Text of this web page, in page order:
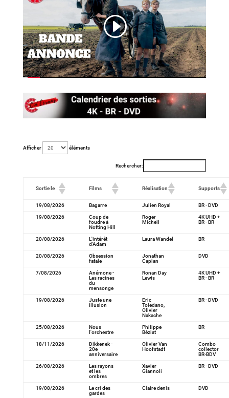
Afficher éléments
Rechercher:
Sortie le Films Réalisation Supports
19/08/2026 Bagarre Julien Royal BR - DVD
19/08/2026
Coup de
foudre à
Notting Hill
Roger
Michell
4K UHD +
BR - BR
20/08/2026
L'intérêt
d'Adam
Laura Wandel BR
20/08/2026
Obsession
fatale
Jonathan
Caplan
DVD
7/08/2026
Anémone -
Les racines
du
mensonge
Ronan Day
Lewis
4K UHD +
BR - BR
19/08/2026
Juste une
illusion
Eric
Toledano,
Olivier
Nakache
BR - DVD
25/08/2026
Nous
l'orchestre
Philippe
Béziat
BR
18/11/2026
Dikkenek -
20e
anniversaire
Olivier Van
Hoofstadt
Combo
collector
BR-BDV
26/08/2026
Les rayons
et les
ombres
Xavier
Giannoli
BR - DVD
19/08/2026
Le cri des
gardes
Claire denis DVD